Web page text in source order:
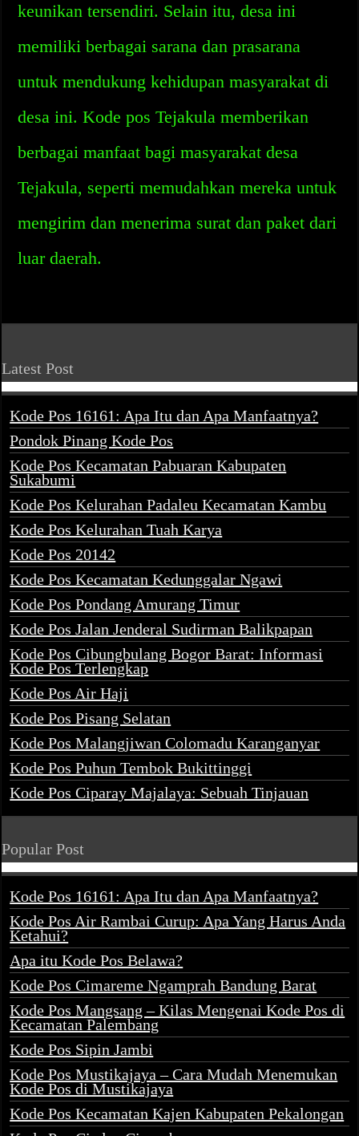
keunikan tersendiri. Selain itu, desa ini
memiliki berbagai sarana dan prasarana
untuk mendukung kehidupan masyarakat di
desa ini. Kode pos Tejakula memberikan
berbagai manfaat bagi masyarakat desa
Tejakula, seperti memudahkan mereka untuk
mengirim dan menerima surat dan paket dari
luar daerah.
Latest Post
Kode Pos 16161: Apa Itu dan Apa Manfaatnya?
Pondok Pinang Kode Pos
Kode Pos Kecamatan Pabuaran Kabupaten
Sukabumi
Kode Pos Kelurahan Padaleu Kecamatan Kambu
Kode Pos Kelurahan Tuah Karya
Kode Pos 20142
Kode Pos Kecamatan Kedunggalar Ngawi
Kode Pos Pondang Amurang Timur
Kode Pos Jalan Jenderal Sudirman Balikpapan
Kode Pos Cibungbulang Bogor Barat: Informasi
Kode Pos Terlengkap
Kode Pos Air Haji
Kode Pos Pisang Selatan
Kode Pos Malangjiwan Colomadu Karanganyar
Kode Pos Puhun Tembok Bukittinggi
Kode Pos Ciparay Majalaya: Sebuah Tinjauan
Popular Post
Kode Pos 16161: Apa Itu dan Apa Manfaatnya?
Kode Pos Air Rambai Curup: Apa Yang Harus Anda
Ketahui?
Apa itu Kode Pos Belawa?
Kode Pos Cimareme Ngamprah Bandung Barat
Kode Pos Mangsang – Kilas Mengenai Kode Pos di
Kecamatan Palembang
Kode Pos Sipin Jambi
Kode Pos Mustikajaya – Cara Mudah Menemukan
Kode Pos di Mustikajaya
Kode Pos Kecamatan Kajen Kabupaten Pekalongan